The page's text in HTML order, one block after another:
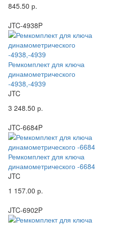
845.50 р.
JTC-4938P
Ремкомплект для ключа
динамометрического
-4938,-4939
JTC
3 248.50 р.
JTC-6684P
Ремкомплект для ключа
динамометрического -6684
JTC
1 157.00 р.
JTC-6902P